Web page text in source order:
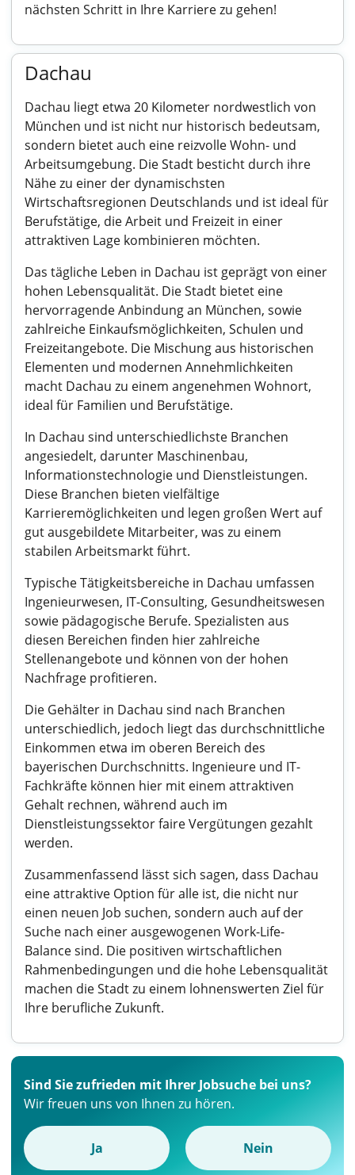
nächsten Schritt in Ihre Karriere zu gehen!
Dachau
Dachau liegt etwa 20 Kilometer nordwestlich von
München und ist nicht nur historisch bedeutsam,
sondern bietet auch eine reizvolle Wohn- und
Arbeitsumgebung. Die Stadt besticht durch ihre
Nähe zu einer der dynamischsten
Wirtschaftsregionen Deutschlands und ist ideal für
Berufstätige, die Arbeit und Freizeit in einer
attraktiven Lage kombinieren möchten.
Das tägliche Leben in Dachau ist geprägt von einer
hohen Lebensqualität. Die Stadt bietet eine
hervorragende Anbindung an München, sowie
zahlreiche Einkaufsmöglichkeiten, Schulen und
Freizeitangebote. Die Mischung aus historischen
Elementen und modernen Annehmlichkeiten
macht Dachau zu einem angenehmen Wohnort,
ideal für Familien und Berufstätige.
In Dachau sind unterschiedlichste Branchen
angesiedelt, darunter Maschinenbau,
Informationstechnologie und Dienstleistungen.
Diese Branchen bieten vielfältige
Karrieremöglichkeiten und legen großen Wert auf
gut ausgebildete Mitarbeiter, was zu einem
stabilen Arbeitsmarkt führt.
Typische Tätigkeitsbereiche in Dachau umfassen
Ingenieurwesen, IT-Consulting, Gesundheitswesen
sowie pädagogische Berufe. Spezialisten aus
diesen Bereichen finden hier zahlreiche
Stellenangebote und können von der hohen
Nachfrage profitieren.
Die Gehälter in Dachau sind nach Branchen
unterschiedlich, jedoch liegt das durchschnittliche
Einkommen etwa im oberen Bereich des
bayerischen Durchschnitts. Ingenieure und IT-
Fachkräfte können hier mit einem attraktiven
Gehalt rechnen, während auch im
Dienstleistungssektor faire Vergütungen gezahlt
werden.
Zusammenfassend lässt sich sagen, dass Dachau
eine attraktive Option für alle ist, die nicht nur
einen neuen Job suchen, sondern auch auf der
Suche nach einer ausgewogenen Work-Life-
Balance sind. Die positiven wirtschaftlichen
Rahmenbedingungen und die hohe Lebensqualität
machen die Stadt zu einem lohnenswerten Ziel für
Ihre berufliche Zukunft.
Sind Sie zufrieden mit Ihrer Jobsuche bei uns?
Wir freuen uns von Ihnen zu hören.
Ja Nein